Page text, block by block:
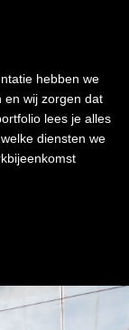
hebben we
en wij zorgen dat
lees je alles
diensten we